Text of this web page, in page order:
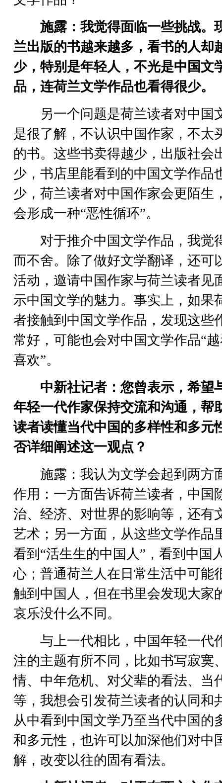
施露：我觉得面临一些挑战。
兰出版的书越来越多，看书的人却
少，特别是年轻人，不光是中国文
品，连荷兰文学作品也看得很少。
另一个问题是荷兰读者对中国
是很了解，不认识中国作家，不太
的书。这些书卖得越少，出版社会
少，书店里能看到的中国文学作品
少，荷兰读者对中国作家会更陌生
会形成一种“恶性循环”。
对于推介中国文学作品，我觉
而不舍。除了做好文学翻译，还可
活动，邀请中国作家与荷兰读者见
示中国文学的魅力。事实上，如果
者接触到中国文学作品，发现这些
常好，可能也会对中国文学作品“
喜欢”。
中新社记者：您曾表示，希望
年轻一代作家保持交流和沟通，帮
读者读懂当代中国的多样性和多元
否详细阐述这一观点？
施露：我认为文学会起到两方
作用：一方面告诉荷兰读者，中国
治、经济、对世界的影响等，还有
艺术；另一方面，从这些文学作品
看到“活生生的中国人”，看到中国
心；普通荷兰人在日常生活中可能
触到中国人，但在书里会发现大家
哀乐没什么不同。
与上一代相比，中国年轻一代
注的主题有所不同，比如书写寂寞
情、中年危机、对父辈的看法、当
等，我想会引发荷兰读者的认同和
从中看到中国文学乃至当代中国的
和多元性，也许可以加深他们对中
解，改变以往的固有看法。